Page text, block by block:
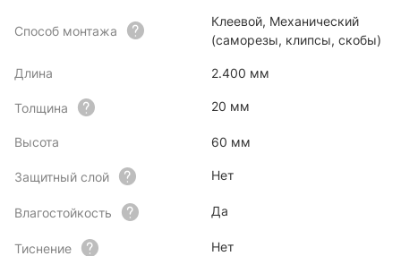
Способ монтажа
Клеевой, Механический
(саморезы, клипсы, скобы)
Длина 2.400 мм
Толщина 20 мм
Высота 60 мм
Защитный слой Нет
Влагостойкость Да
Тиснение Нет